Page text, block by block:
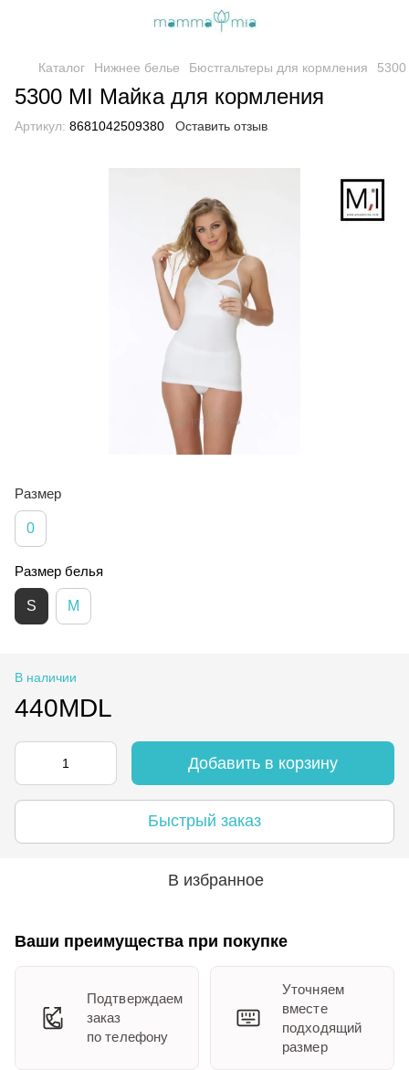
Каталог Нижнее белье Бюстгальтеры для кормления
5300 MI Майка для кормления
Артикул: 8681042509380 Оставить отзыв
Размер
0
Размер белья
S M
В наличии
440MDL
Добавить в корзину
Быстрый заказ
В избранное
Ваши преимущества при покупке
Подтверждаем
заказ
по телефону
Уточняем
вместе
подходящий
размер